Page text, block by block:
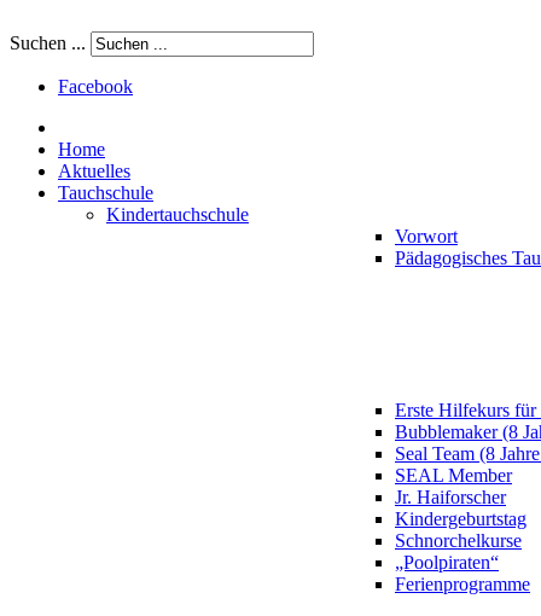
Suchen ...
Facebook
Home
Aktuelles
Tauchschule
Kindertauchschule
Vorwort
Pädagogisches
Erste Hilfekurs
Bubblemaker (8
Seal Team (8
SEAL Member
Jr. Haiforscher
Kindergeburtstag
Schnorchelkurse
„Poolpiraten“
Ferienprogramme